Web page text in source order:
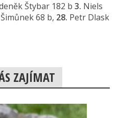
Štybar 182 b 3. Niels
68 b, 28. Petr Dlask
ZAJÍMAT